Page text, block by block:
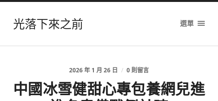
光落下來之前 選單
2026 年 1 月 26 日 / 0 則留言
中國冰雪健甜心專包養網兒進